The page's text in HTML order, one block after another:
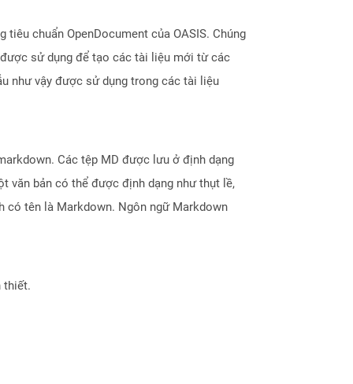
chuẩn OpenDocument của OASIS. Chúng
sử dụng để tạo các tài liệu mới từ các
như vậy được sử dụng trong các tài liệu
Các tệp MD được lưu ở định dạng
văn bản có thể được định dạng như thụt lề,
có tên là Markdown. Ngôn ngữ Markdown
thiết.